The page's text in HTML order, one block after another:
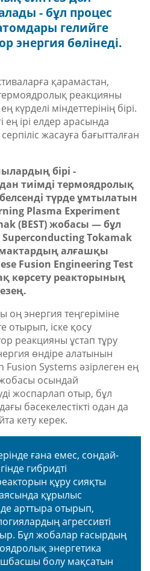
- бұл процес
гелийге
энергия бөлінеді.
қарамастан,
реакцияны
күрделі міндеттерінің бірі.
ірі елдер арасында
жасауға бағытталған
бірі -
тиімді термоядролық
түрде ұмтылатын
Plasma Experiment
(BEST) жобасы — бұл
Tokamak
алғашқы
Fusion Engineering Test
көрсету реакторының
оң энергия теңгеріміне
отырып, іске қосу
реакцияны ұстап тұру
өндіре алатынын
Fusion Systems әзірлеген ең
жобасы осындай
жоспарлап отыр, бұл
бәсекелестікті одан да
кету керек.
ғана емес, сондай-
гибридті
құру сияқты
құрылыс
арттыра отырып,
агрессивті
Бұл жобалар ғасырдың
энергетика
болу мақсатын